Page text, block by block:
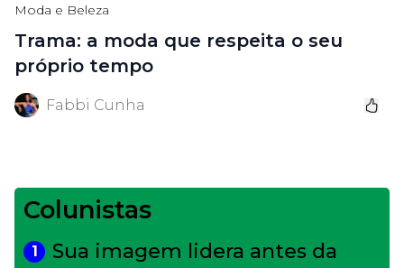
Moda e Beleza
Trama: a moda que respeita o seu
próprio tempo
Fabbi Cunha
Colunistas
1
Sua imagem lidera antes da